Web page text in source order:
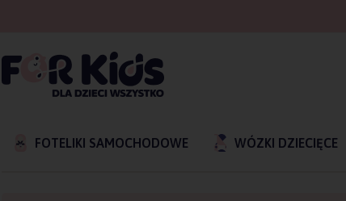
FOTELIKI SAMOCHODOWE WÓZKI DZIECIĘCE